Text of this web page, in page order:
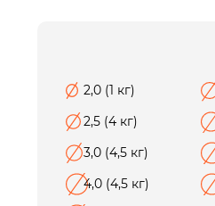
2,0 (1 кг)
2,5 (4 кг)
3,0 (4,5 кг)
4,0 (4,5 кг)